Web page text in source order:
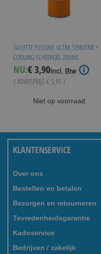
GILLETTE FUSION5 ULTRA SENSITIVE +
COOLING SCHEERGEL 200ML
NU:Special
Price
€ 3,90Incl. Btw
( ADVIESPRIJS € 5,95 )
Niet op voorraad
KLANTENSERVICE
Over ons
Bestellen en betalen
Bezorgen en retourneren
Tevredenheidsgarantie
Kadoservice
Bedrijven / zakelijk